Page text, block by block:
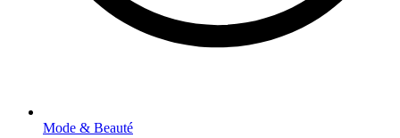
Mode & Beauté